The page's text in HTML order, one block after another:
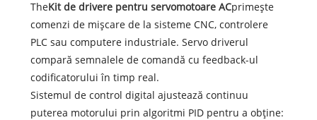
TheKit de drivere pentru servomotoare ACprimește
comenzi de mișcare de la sisteme CNC, controlere
PLC sau computere industriale. Servo driverul
compară semnalele de comandă cu feedback-ul
codificatorului în timp real.
Sistemul de control digital ajustează continuu
puterea motorului prin algoritmi PID pentru a obține: